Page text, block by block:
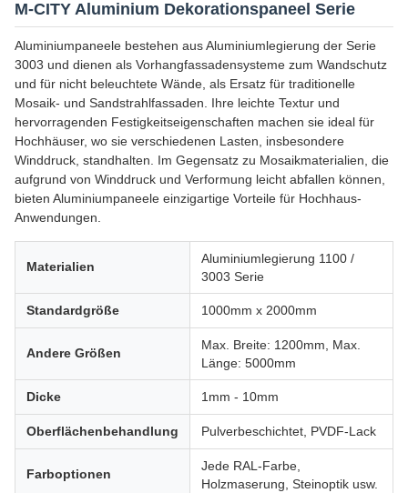
M-CITY Aluminium Dekorationspaneel Serie
Aluminiumpaneele bestehen aus Aluminiumlegierung der Serie
3003 und dienen als Vorhangfassadensysteme zum Wandschutz
und für nicht beleuchtete Wände, als Ersatz für traditionelle
Mosaik- und Sandstrahlfassaden. Ihre leichte Textur und
hervorragenden Festigkeitseigenschaften machen sie ideal für
Hochhäuser, wo sie verschiedenen Lasten, insbesondere
Winddruck, standhalten. Im Gegensatz zu Mosaikmaterialien, die
aufgrund von Winddruck und Verformung leicht abfallen können,
bieten Aluminiumpaneele einzigartige Vorteile für Hochhaus-
Anwendungen.
Materialien
Aluminiumlegierung 1100 /
3003 Serie
Standardgröße 1000mm x 2000mm
Andere Größen
Max. Breite: 1200mm, Max.
Länge: 5000mm
Dicke 1mm - 10mm
Oberflächenbehandlung Pulverbeschichtet, PVDF-Lack
Farboptionen
Jede RAL-Farbe,
Holzmaserung, Steinoptik usw.